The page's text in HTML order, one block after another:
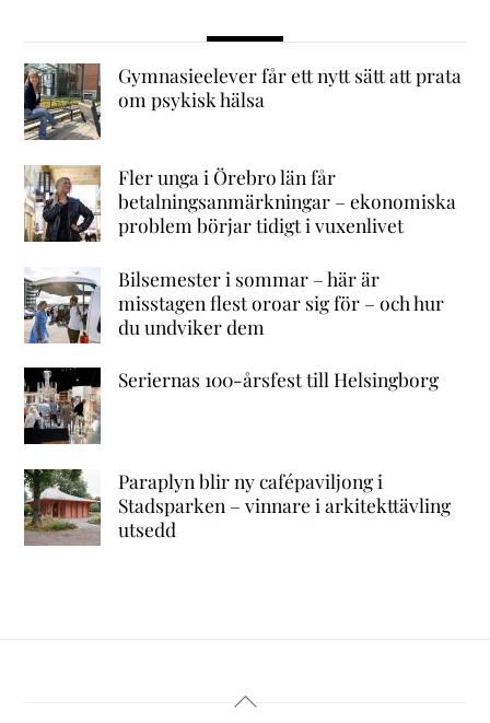
Gymnasieelever får ett nytt sätt att prata
om psykisk hälsa
Fler unga i Örebro län får
betalningsanmärkningar – ekonomiska
problem börjar tidigt i vuxenlivet
Bilsemester i sommar – här är
misstagen flest oroar sig för – och hur
du undviker dem
Seriernas 100-årsfest till Helsingborg
Paraplyn blir ny cafépaviljong i
Stadsparken – vinnare i arkitekttävling
utsedd
Back